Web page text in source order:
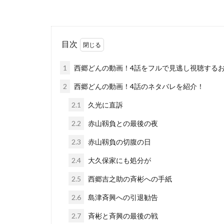
目次
1 西郷どんの動画！4話をフルで見逃し視聴する
2 西郷どんの動画！4話のネタバレを紹介！
2.1 久光に直訴
2.2 赤山靱負との最後の夜
2.3 赤山靱負の切腹の日
2.4 大久保家にも処分が
2.5 西郷吉之助の斉彬への手紙
2.6 島津斉興への引退勧告
2.7 斉彬と斉興の最後の戦